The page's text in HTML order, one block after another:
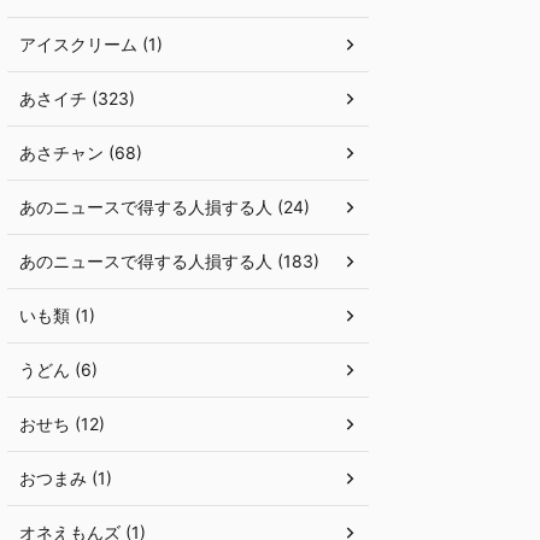
アイスクリーム (1)
あさイチ (323)
あさチャン (68)
あのニュースで得する人損する人 (24)
あのニュースで得する人損する人 (183)
いも類 (1)
うどん (6)
おせち (12)
おつまみ (1)
オネえもんズ (1)